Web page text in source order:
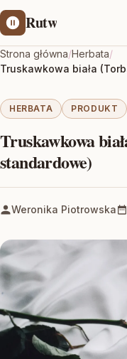
Rutw
Strona główna/Herbata/
Truskawkowa biała
HERBATA PRODUKT
Truskawkowa
standardowe)
Weronika Piotrowska